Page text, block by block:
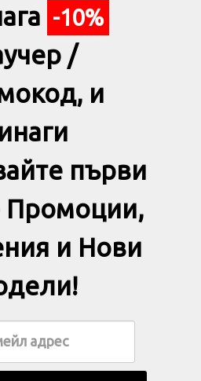
-10%
/
и
първи
Промоции,
и Нови